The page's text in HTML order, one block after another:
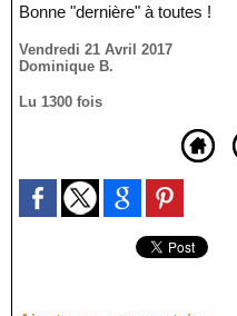
Bonne "dernière" à toutes !
Vendredi 21 Avril 2017
Dominique B.
Lu 1300 fois